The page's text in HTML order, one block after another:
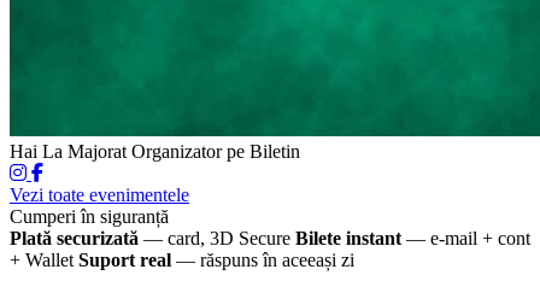
Hai La Majorat Organizator pe Biletin
Vezi toate evenimentele
Cumperi în siguranță
Plată securizată — card, 3D Secure Bilete instant — e-mail + cont
+ Wallet Suport real — răspuns în aceeași zi